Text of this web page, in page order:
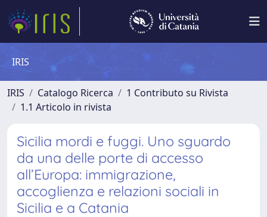
IRIS
IRIS Catalogo Ricerca
1 Contributo su Rivista
1.1 Articolo in rivista
Sicilia mordi e fuggi. Uno sguardo
da una delle porte di accesso
all’Europa: immigrazione,
accoglienza e relazioni sociali in
Sicilia e a Catania